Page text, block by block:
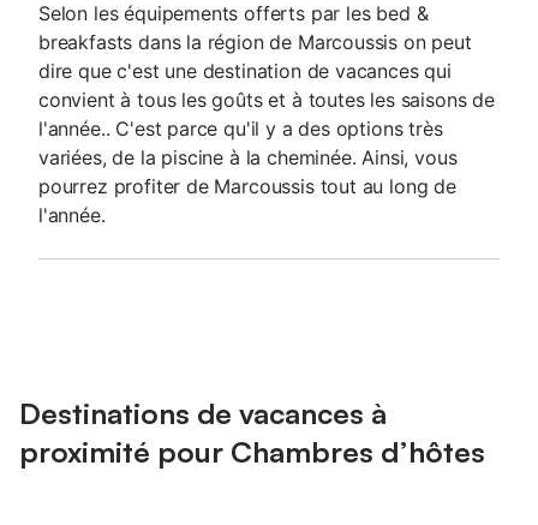
Selon les équipements offerts par les bed &
breakfasts dans la région de Marcoussis on peut
dire que c'est une destination de vacances qui
convient à tous les goûts et à toutes les saisons de
l'année.. C'est parce qu'il y a des options très
variées, de la piscine à la cheminée. Ainsi, vous
pourrez profiter de Marcoussis tout au long de
l'année.
Destinations de vacances à
proximité pour Chambres d’hôtes